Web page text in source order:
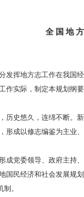
全 国 地
发挥地方志工作在我国
作实际，制定本规划纲
历史悠久，连绵不断。
形成以修志编鉴为主业
成党委领导、政府主
国民经济和社会发展规
。